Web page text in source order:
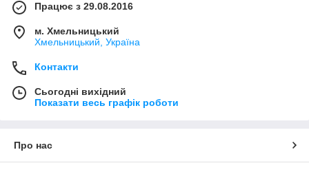
Працює з 29.08.2016
м. Хмельницький
Хмельницький, Україна
Контакти
Сьогодні вихідний
Показати весь графік роботи
Про нас